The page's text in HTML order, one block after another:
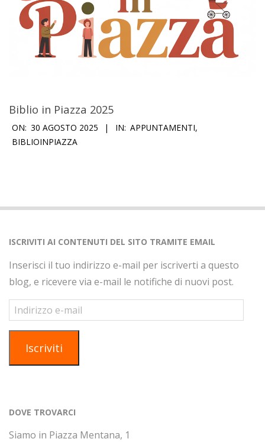
Biblio in Piazza 2025
2025-
08-
ON: 30 AGOSTO 2025 IN: APPUNTAMENTI,
BIBLIOINPIAZZA
ISCRIVITI AI CONTENUTI DEL SITO TRAMITE EMAIL
Inserisci il tuo indirizzo e-mail per iscriverti a questo
blog, e ricevere via e-mail le notifiche di nuovi post.
Indirizzo
e-
mail
Iscriviti
DOVE TROVARCI
Siamo in Piazza Mentana, 1